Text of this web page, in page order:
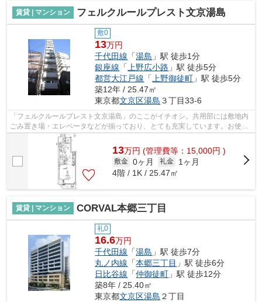
賃貸 | マンション フェルクルールプレスト文京湯島
敷0
13万円
千代田線 「湯島 」駅 徒歩1分
銀座線 「上野広小路 」駅 徒歩5分
都営大江戸線 「上野御徒町 」駅 徒歩5分
築12年 / 25.47㎡
東京都文京区湯島 ３丁目33-6
「フェルクルールプレスト文京湯島」のここがイチオシ。共用部には敷地内
ごみ置き場・エレベータなどが揃っており、とても充実しています。お使い
いただける駅は2駅あり、行き先に応じ...
13万円 (管理費等：15,000円 )
敷金 0ヶ月 礼金
1ヶ月
4階 / 1K / 25.47㎡
賃貸 | マンション CORVAL本郷三丁目
礼0
16.6万円
千代田線 「湯島 」駅 徒歩7分
丸ノ内線 「本郷三丁目 」駅 徒歩6分
日比谷線 「仲御徒町 」駅 徒歩12分
築8年 / 25.40㎡
東京都文京区湯島 ２丁目